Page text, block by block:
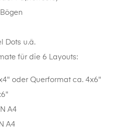
Dots u.ä.
für die 6 Layouts:
oder Querformat ca. 4x6"
A4
A4